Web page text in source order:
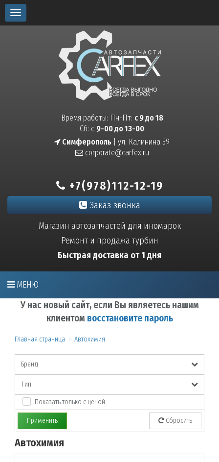
Toggle
navigation
Время работы: Пн-Пт: с 9 до 18
Сб: с 9-00 до 13-00
Симферополь | ул. Калинина 59
corporate@carfex.ru
+7(978)112-12-19
Заказ звонка
Магазин автозапчастей для иномарок
Ремонт и продажа турбин
Быстрая доставка от 1 дня
МЕНЮ
У нас новый сайт, если Вы являетесь нашим
клиентом восстановите пароль
Главная страница Автохимия
Бренд
Тип
Показать только с ценой
Применить Сбросить
Автохимия
По заданным параметрам товары не найдены!